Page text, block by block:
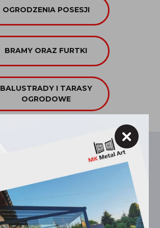
OGRODZENIA POSESJI
BRAMY ORAZ FURTKI
BALUSTRADY I TARASY
OGRODOWE